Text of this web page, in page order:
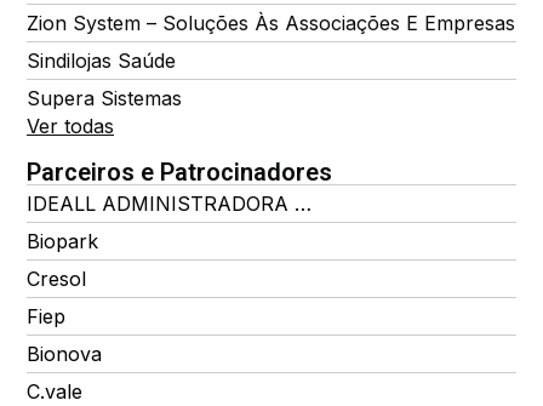
Zion System – Soluções Às Associações E Empresas
Sindilojas Saúde
Supera Sistemas
Ver todas
Parceiros e Patrocinadores
IDEALL ADMINISTRADORA DE BENEFÍCIOS
Biopark
Cresol
Fiep
Bionova
C.vale